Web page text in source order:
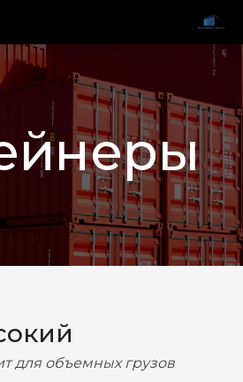
ВПЕРЕД
для объемных грузов